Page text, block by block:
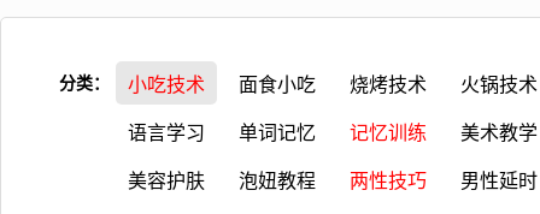
分类： 小吃技术 面食小吃 烧烤技术 火锅技术
语言学习 单词记忆 记忆训练 美术教学
美容护肤 泡妞教程 两性技巧 男性延时